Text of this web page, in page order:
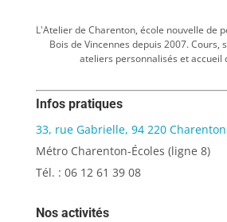
L'Atelier de Charenton, école nouvelle de
Bois de Vincennes depuis 2007. Cours,
ateliers personnalisés et accueil
Infos pratiques
33, rue Gabrielle, 94 220 Charenton
Métro Charenton-Écoles (ligne 8)
Tél. : 06 12 61 39 08
Nos activités